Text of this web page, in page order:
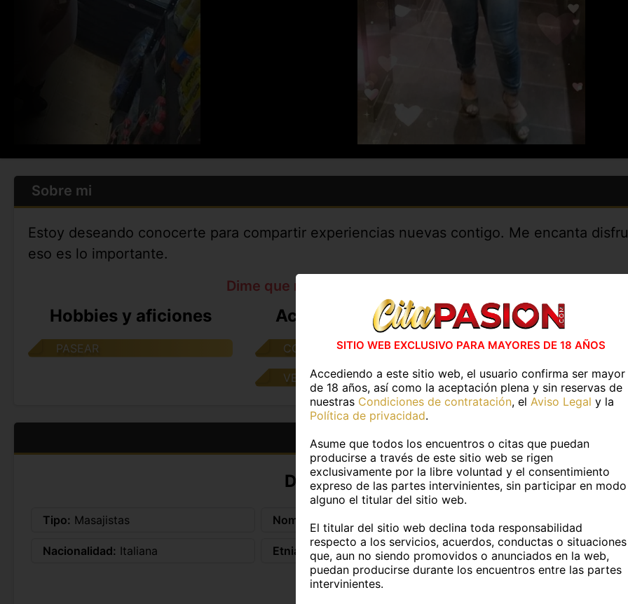
Sobre mi
Estoy deseando conocerte para compartir experiencias nuevas contigo. Me encanta
eso es lo importante.
Dime que me has visto en
y tendrás un
Hobbies y aficiones
PASEAR
Actividades en casa
COMER JUNTOS
VER UNA PELICULA
Actividades al
IR A PESCAR
PASEAR POR LA
Más información
DATOS PERSONALES
Tipo: Masajistas Nombre:
Nacionalidad: Italiana Etnia: Europea Fumador@: Si
DATOS FÍSICOS
SITIO WEB EXCLUSIVO PARA MAYORES DE 18 AÑOS
Accediendo a este sitio web, el usuario confirma ser mayor
de 18 años, así como la aceptación plena y sin reservas de
nuestras Condiciones de contratación, el Aviso Legal y la
Política de privacidad.
Asume que todos los encuentros o citas que puedan
producirse a través de este sitio web se rigen
exclusivamente por la libre voluntad y el consentimiento
expreso de las partes intervinientes, sin participar en modo
alguno el titular del sitio web.
El titular del sitio web declina toda responsabilidad
respecto a los servicios, acuerdos, conductas o situaciones
que, aun no siendo promovidos o anunciados en la web,
puedan producirse durante los encuentros entre las partes
intervinientes.